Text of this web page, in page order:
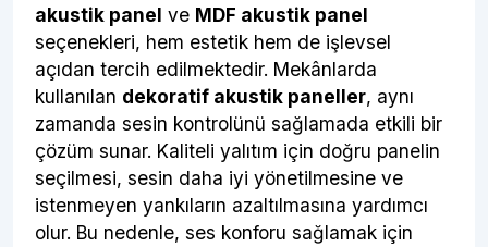
akustik panel ve MDF akustik panel
seçenekleri, hem estetik hem de işlevsel
açıdan tercih edilmektedir. Mekânlarda
kullanılan dekoratif akustik paneller, aynı
zamanda sesin kontrolünü sağlamada etkili bir
çözüm sunar. Kaliteli yalıtım için doğru panelin
seçilmesi, sesin daha iyi yönetilmesine ve
istenmeyen yankıların azaltılmasına yardımcı
olur. Bu nedenle, ses konforu sağlamak için